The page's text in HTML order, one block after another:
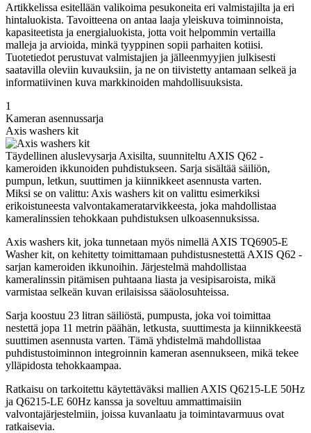
Artikkelissa esitellään valikoima pesukoneita eri valmistajilta ja eri
hintaluokista. Tavoitteena on antaa laaja yleiskuva toiminnoista,
kapasiteetista ja energialuokista, jotta voit helpommin vertailla
malleja ja arvioida, minkä tyyppinen sopii parhaiten kotiisi.
Tuotetiedot perustuvat valmistajien ja jälleenmyyjien julkisesti
saatavilla oleviin kuvauksiin, ja ne on tiivistetty antamaan selkeä ja
informatiivinen kuva markkinoiden mahdollisuuksista.
1
Kameran asennussarja
Axis washers kit
Täydellinen aluslevysarja Axisilta, suunniteltu AXIS Q62 -
kameroiden ikkunoiden puhdistukseen. Sarja sisältää säiliön,
pumpun, letkun, suuttimen ja kiinnikkeet asennusta varten.
Miksi se on valittu: Axis washers kit on valittu esimerkiksi
erikoistuneesta valvontakameratarvikkeesta, joka mahdollistaa
kameralinssien tehokkaan puhdistuksen ulkoasennuksissa.
Axis washers kit, joka tunnetaan myös nimellä AXIS TQ6905-E
Washer kit, on kehitetty toimittamaan puhdistusnestettä AXIS Q62 -
sarjan kameroiden ikkunoihin. Järjestelmä mahdollistaa
kameralinssin pitämisen puhtaana liasta ja vesipisaroista, mikä
varmistaa selkeän kuvan erilaisissa sääolosuhteissa.
Sarja koostuu 23 litran säiliöstä, pumpusta, joka voi toimittaa
nestettä jopa 11 metrin päähän, letkusta, suuttimesta ja kiinnikkeestä
suuttimen asennusta varten. Tämä yhdistelmä mahdollistaa
puhdistustoiminnon integroinnin kameran asennukseen, mikä tekee
ylläpidosta tehokkaampaa.
Ratkaisu on tarkoitettu käytettäväksi mallien AXIS Q6215-LE 50Hz
ja Q6215-LE 60Hz kanssa ja soveltuu ammattimaisiin
valvontajärjestelmiin, joissa kuvanlaatu ja toimintavarmuus ovat
ratkaisevia.